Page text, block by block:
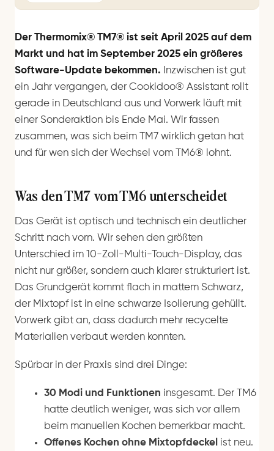
Der Thermomix® TM7® ist seit April 2025 auf dem
Markt und hat im September 2025 ein größeres
Software-Update bekommen. Inzwischen ist gut
ein Jahr vergangen, der Cookidoo® Assistant rollt
gerade in Deutschland aus und Vorwerk läuft mit
einer Sonderaktion bis Ende Mai. Wir fassen
zusammen, was sich beim TM7 wirklich getan hat
und für wen sich der Wechsel vom TM6® lohnt.
Was den TM7 vom TM6 unterscheidet
Das Gerät ist optisch und technisch ein deutlicher
Schritt nach vorn. Wir sehen den größten
Unterschied im 10-Zoll-Multi-Touch-Display, das
nicht nur größer, sondern auch klarer strukturiert ist.
Das Grundgerät kommt flach in mattem Schwarz,
der Mixtopf ist in eine schwarze Isolierung gehüllt.
Vorwerk gibt an, dass dadurch mehr recycelte
Materialien verbaut werden konnten.
Spürbar in der Praxis sind drei Dinge:
30 Modi und Funktionen insgesamt. Der TM6
hatte deutlich weniger, was sich vor allem
beim manuellen Kochen bemerkbar macht.
Offenes Kochen ohne Mixtopfdeckel ist neu.